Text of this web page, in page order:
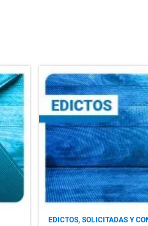
EDICTOS, SOLICITADAS Y